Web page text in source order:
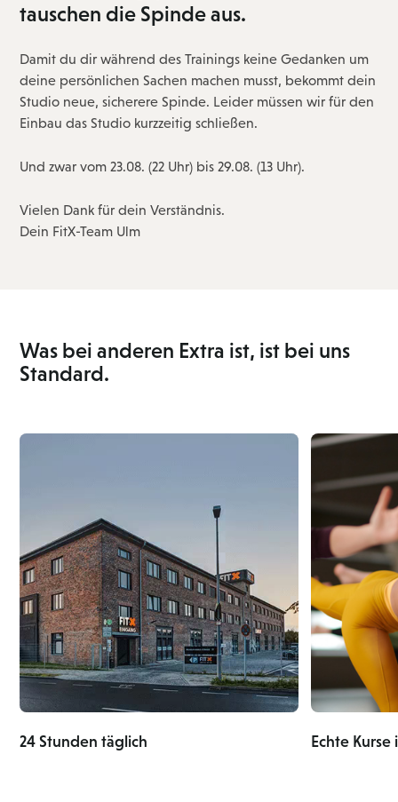
tauschen die Spinde aus.
Damit du dir während des Trainings keine Gedanken um
deine persönlichen Sachen machen musst, bekommt dein
Studio neue, sicherere Spinde. Leider müssen wir für den
Einbau das Studio kurzzeitig schließen.
Und zwar vom 23.08. (22 Uhr) bis 29.08. (13 Uhr).
Vielen Dank für dein Verständnis.
Dein FitX-Team Ulm
Was bei anderen Extra ist, ist bei uns
Standard.
24 Stunden täglich Echte Kurse